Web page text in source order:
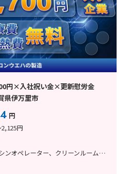
円×入社祝い金×更新慰労金
県伊万里市
円
2,125円
検査、加工、マシンオペレーター、クリーンルーム、立ち作業